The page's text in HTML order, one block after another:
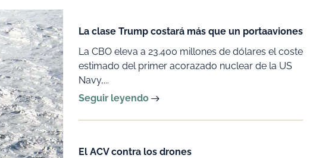
La clase Trump costará más que un portaaviones
La CBO eleva a 23.400 millones de dólares el coste
estimado del primer acorazado nuclear de la US
Navy,...
Seguir leyendo
El ACV contra los drones